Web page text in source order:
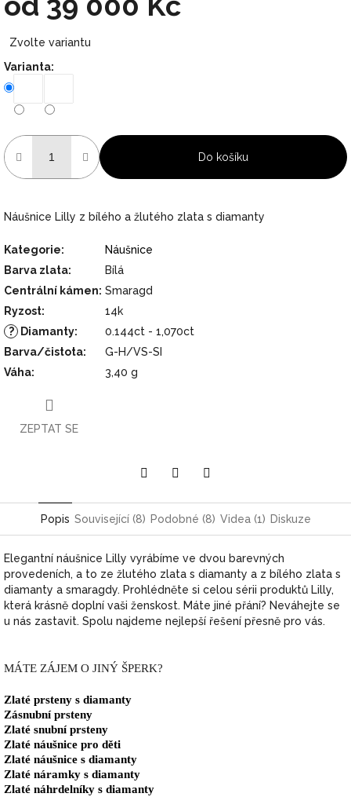
cena:
Zvolte variantu
Varianta:
Do košíku
Náušnice Lilly z bílého a žlutého zlata s diamanty
Kategorie:
Náušnice
Barva zlata:
Bílá
Centrální kámen: Smaragd
Ryzost:
14k
?
Diamanty:
0.144ct - 1,070ct
Barva/čistota:
G-H/VS-SI
Váha: 3,40 g
ZEPTAT SE
Popis Související (8) Podobné (8) Videa (1) Diskuze
Elegantní náušnice Lilly vyrábíme ve dvou barevných
provedeních, a to ze žlutého zlata s diamanty a z bílého zlata s
diamanty a smaragdy. Prohlédněte si celou sérii produktů Lilly,
která krásně doplní vaši ženskost. Máte jiné přání? Neváhejte se
u nás zastavit. Spolu najdeme nejlepší řešení přesně pro vás.
MÁTE ZÁJEM O JINÝ ŠPERK?
Zlaté prsteny s diamanty
Zásnubní prsteny
Zlaté snubní prsteny
Zlaté náušnice pro děti
Zlaté náušnice s diamanty
Zlaté náramky s diamanty
Zlaté náhrdelníky s diamanty